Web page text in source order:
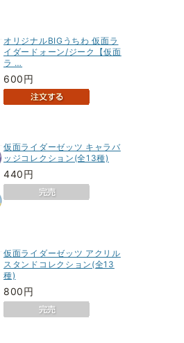
オリジナルBIGうちわ 仮面ラ
イダードォーン/ジーク【仮面
ラ …
600円
仮面ライダーゼッツ キャラバ
ッジコレクション(全13種)
440円
仮面ライダーゼッツ アクリル
スタンドコレクション(全13
種)
800円